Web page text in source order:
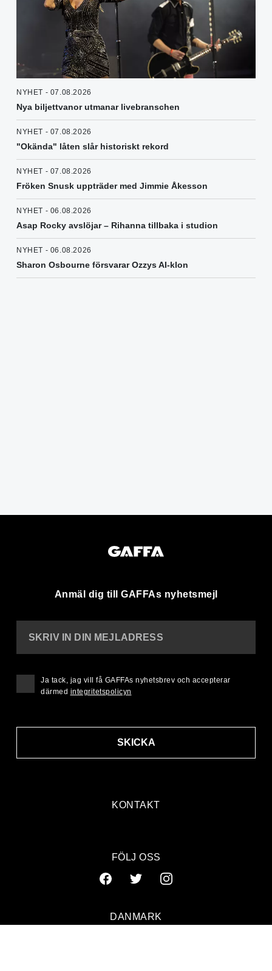
NYHET - 07.08.2026
Nya biljettvanor utmanar livebranschen
NYHET - 07.08.2026
"Okända" låten slår historiskt rekord
NYHET - 07.08.2026
Fröken Snusk uppträder med Jimmie Åkesson
NYHET - 06.08.2026
Asap Rocky avslöjar – Rihanna tillbaka i studion
NYHET - 06.08.2026
Sharon Osbourne försvarar Ozzys AI-klon
Anmäl dig till GAFFAs nyhetsmejl
KONTAKT
SKRIV IN DIN MEJLADRESS
SKICKA
Ja tack, jag vill få GAFFAs nyhetsbrev och accepterar
därmed integritetspolicyn
FÖLJ OSS
DANMARK